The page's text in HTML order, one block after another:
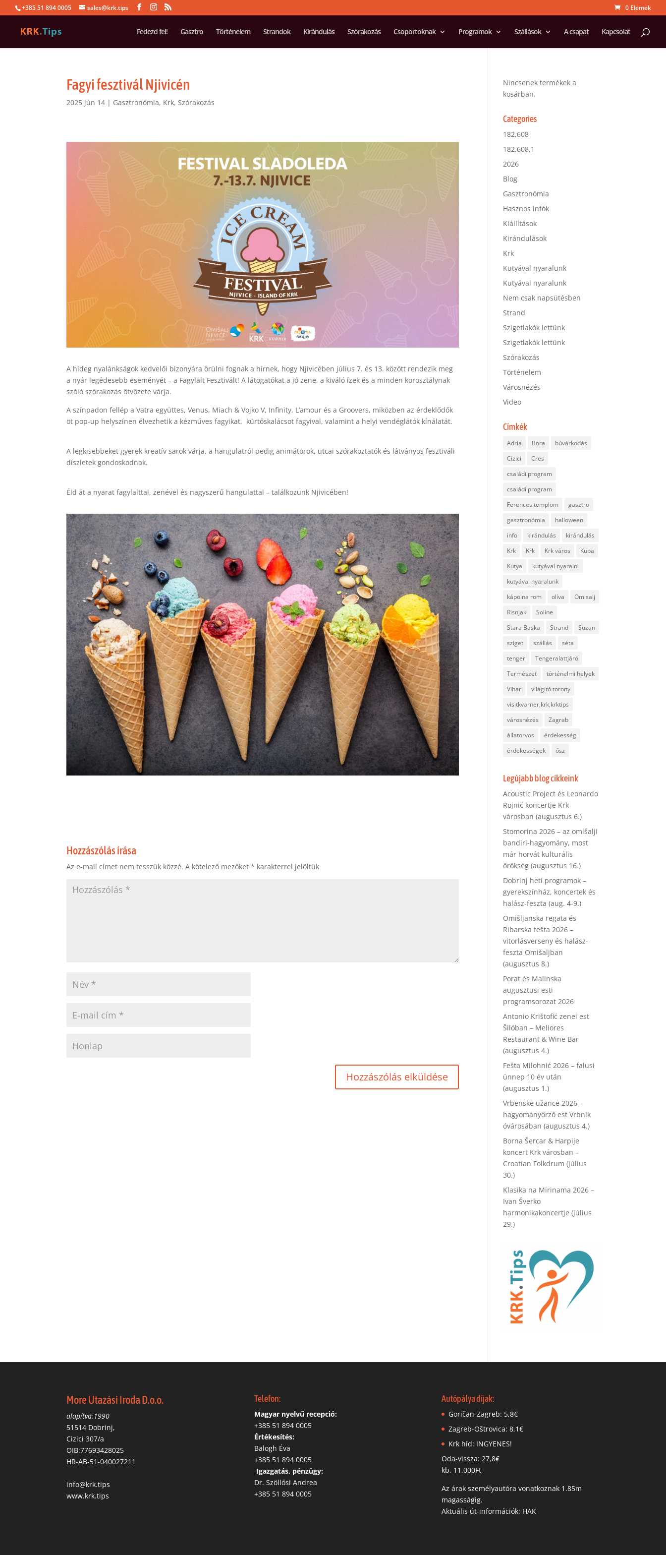
+385 51 894 0005 sales@krk.tips 0 Elemek
Fedezd fel! Gasztro Történelem Strandok Kirándulás Szórakozás Csoportoknak Programok Szállások A csapat Kapcsolat
Fagyi fesztivál Njivicén
2025 jún 14 | Gasztronómia, Krk,Szórakozás
A hideg nyalánkságok kedvelői bizonyára örülni fognak a hírnek, hogy Njivicében július 7. és 13. között rendezik meg
a nyár legédesebb eseményét – a Fagylalt Fesztivált! A látogatókat a jó zene, a kiváló ízek és a minden korosztálynak
szóló szórakozás ötvözete várja.
A színpadon fellép a Vatra együttes, Venus, Miach & Vojko V, Infinity, L’amour és a Groovers, miközben az érdeklődők
öt pop-up helyszínen élvezhetik a kézműves fagyikat, kürtőskalácsot fagyival, valamint a helyi vendéglátók kínálatát.
A legkisebbeket gyerek kreatív sarok várja, a hangulatról pedig animátorok, utcai szórakoztatók és látványos fesztiváli
díszletek gondoskodnak.
Éld át a nyarat fagylalttal, zenével és nagyszerű hangulattal – találkozunk Njivicében!
Hozzászólás írása
Az e-mail címet nem tesszük közzé. A kötelező mezőket* karakterrel jelöltük
Nincsenek termékek a
kosárban.
Categories
182,608
182,608,1
2026
Blog
Gasztronómia
Hasznos infók
Kiállítások
Kirándulások
Krk
Kutyával nyaralunk
Kutyával nyaralunk
Nem csak napsütésben
Strand
Szigetlakók lettünk
Szigetlakók lettünk
Szórakozás
Történelem
Városnézés
Video
Címkék
Adria Bora
búvárkodás
Cizici
Cres
családi program
családi program
Ferences templom
gasztro
gasztronómia
halloween
info
kirándulás
kirándulás
Krk
Krk Krk város
Kupa
Kutya
kutyával nyaralni
kutyával nyaralunk
kápolna rom
olíva
Omisalj
Risnjak
Soline
Stara Baska
Strand
Suzan
sziget
szállás
séta
tenger
Tengeralattjáró
Természet
történelmi helyek
Vihar
világító torony
visitkvarner,krk,krktips
városnézés
Zagrab
állatorvos
érdekesség
érdekességek
ősz
Legújabb blog cikkeink
Acoustic Project és Leonardo
Rojnić koncertje Krk
városban (augusztus 6.)
Stomorina 2026 – az omišalji
bandiri-hagyomány, most
már horvát kulturális
örökség (augusztus 16.)
Dobrinj heti programok –
gyerekszínház, koncertek és
halász-feszta (aug. 4-9.)
Omišljanska regata és
Ribarska fešta 2026 –
vitorlásverseny és halász-
feszta Omišaljban
(augusztus 8.)
Porat és Malinska
augusztusi esti
programsorozat 2026
Antonio Krištofić zenei est
Šilóban – Meliores
Restaurant & Wine Bar
(augusztus 4.)
Fešta Milohnić 2026 – falusi
ünnep 10 év után
(augusztus 1.)
Vrbenske užance 2026 –
hagyományőrző est Vrbnik
óvárosában (augusztus 4.)
Borna Šercar & Harpije
koncert Krk városban –
Croatian Folkdrum (július
30.)
Klasika na Mirinama 2026 –
Ivan Šverko
harmonikakoncertje (július
29.)
More Utazási Iroda D.o.o.
alapítva:1990
51514 Dobrinj,
Cizici 307/a
OIB:77693428025
HR-AB-51-040027211
info@krk.tips
www.krk.tips
Telefon:
Magyar nyelvű recepció:
‭+385 51 894 0005
Értékesítés:
Balogh Éva
+385 51 894 0005
Igazgatás, pénzügy:
Dr. Szöllősi Andrea
+385 51 894 0005
Autópálya díjak:
Goričan-Zagreb: 5,8€
Zagreb-Oštrovica: 8,1€
Krk híd: INGYENES!
Oda-vissza: 27,8€
kb. 11.000Ft
Az árak személyautóra vonatkoznak 1.85m
magasságig.
Aktuális út-információk: HAK